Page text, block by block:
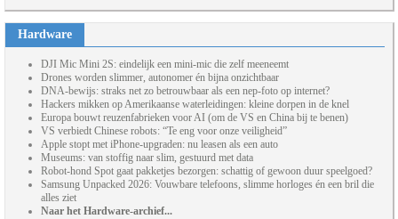
Hardware
DJI Mic Mini 2S: eindelijk een mini-mic die zelf meeneemt
Drones worden slimmer, autonomer én bijna onzichtbaar
DNA-bewijs: straks net zo betrouwbaar als een nep-foto op internet?
Hackers mikken op Amerikaanse waterleidingen: kleine dorpen in de knel
Europa bouwt reuzenfabrieken voor AI (om de VS en China bij te benen)
VS verbiedt Chinese robots: “Te eng voor onze veiligheid”
Apple stopt met iPhone-upgraden: nu leasen als een auto
Museums: van stoffig naar slim, gestuurd met data
Robot-hond Spot gaat pakketjes bezorgen: schattig of gewoon duur speelgoed?
Samsung Unpacked 2026: Vouwbare telefoons, slimme horloges én een bril die
alles ziet
Naar het Hardware-archief...